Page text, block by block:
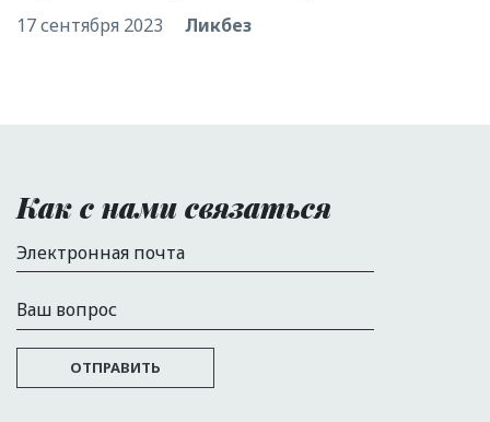
17 сентября 2023 Ликбез
Как с нами связаться
Электронная почта
Ваш вопрос
ОТПРАВИТЬ